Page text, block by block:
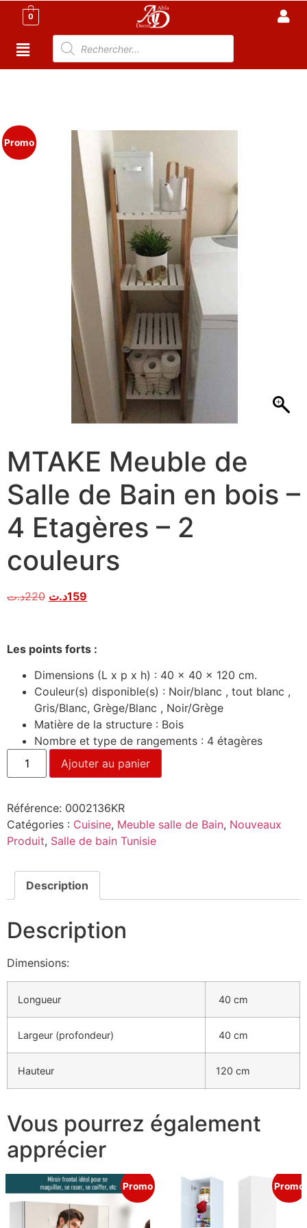
0
Promo
MTAKE Meuble de
Salle de Bain en bois –
4 Etagères – 2
couleurs
220د.ت 159د.ت
Les points forts :
Dimensions (L x p x h) : 40 x 40 x 120 cm.
Couleur(s) disponible(s) : Noir/blanc , tout blanc ,
Gris/Blanc, Grège/Blanc , Noir/Grège
Matière de la structure : Bois
Nombre et type de rangements : 4 étagères
Ajouter au panier
Référence: 0002136KR
Catégories : Cuisine, Meuble salle de Bain, Nouveaux
Produit, Salle de bain Tunisie
Description
Description
Dimensions:
Longueur 40 cm
Largeur (profondeur) 40 cm
Hauteur 120 cm
Vous pourrez également
apprécier
Promo Promo